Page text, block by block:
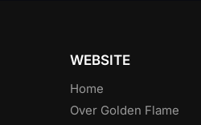
WEBSITE
Home
Over Golden Flame